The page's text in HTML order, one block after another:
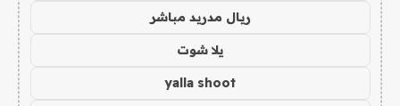
ريال مدريد مباشر
يلا شوت
yalla shoot